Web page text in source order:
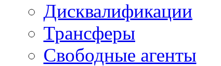
Дисквалификации
Трансферы
Свободные агенты